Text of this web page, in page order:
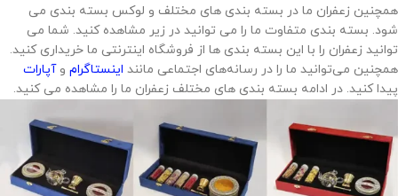
همچنین زعفران ما در بسته بندی های مختلف و لوکس بسته بندی می
شود. بسته بندی متفاوت ما را می توانید در زیر مشاهده کنید. شما می
توانید زعفران را با این بسته بندی ها از فروشگاه اینترنتی ما خریداری کنید.
همچنین می‌توانید ما را در رسانه‌های اجتماعی مانند اینستاگرام وآپارات
پیدا کنید. در ادامه بسته بندی های مختلف زعفران ما را مشاهده می کنید.